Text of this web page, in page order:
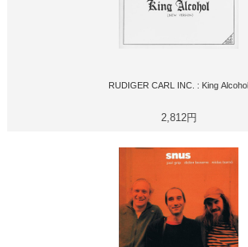
RUDIGER CARL INC. : King Alcohol
2,812円